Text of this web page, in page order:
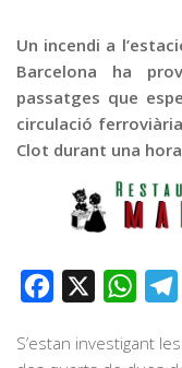
Un incendi a
Barcelona ha
passatges que
circulació
Clot durant una
Facebook
S’estan investigant